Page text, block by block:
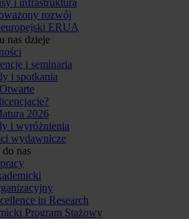
rozwój
ERUA
nas dzieje
i seminaria
i spotkania
2026
i wyróżnienia
wydawnicze
do nas
in Research
Program Stażowy